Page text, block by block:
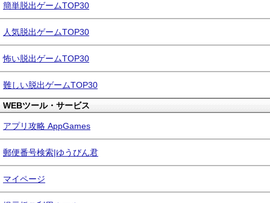
簡単脱出ゲームTOP30
人気脱出ゲームTOP30
怖い脱出ゲームTOP30
難しい脱出ゲームTOP30
WEBツール・サービス
アプリ攻略 AppGames
郵便番号検索|ゆうびん君
マイページ